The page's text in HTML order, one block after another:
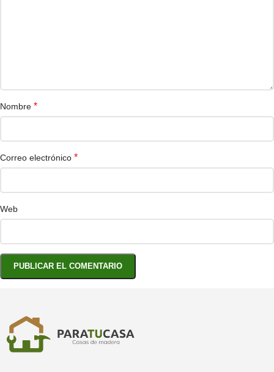
Nombre *
Correo electrónico *
Web